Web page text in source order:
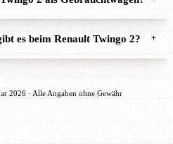
es beim Renault Twingo 2? +
2026 · Alle Angaben ohne Gewähr